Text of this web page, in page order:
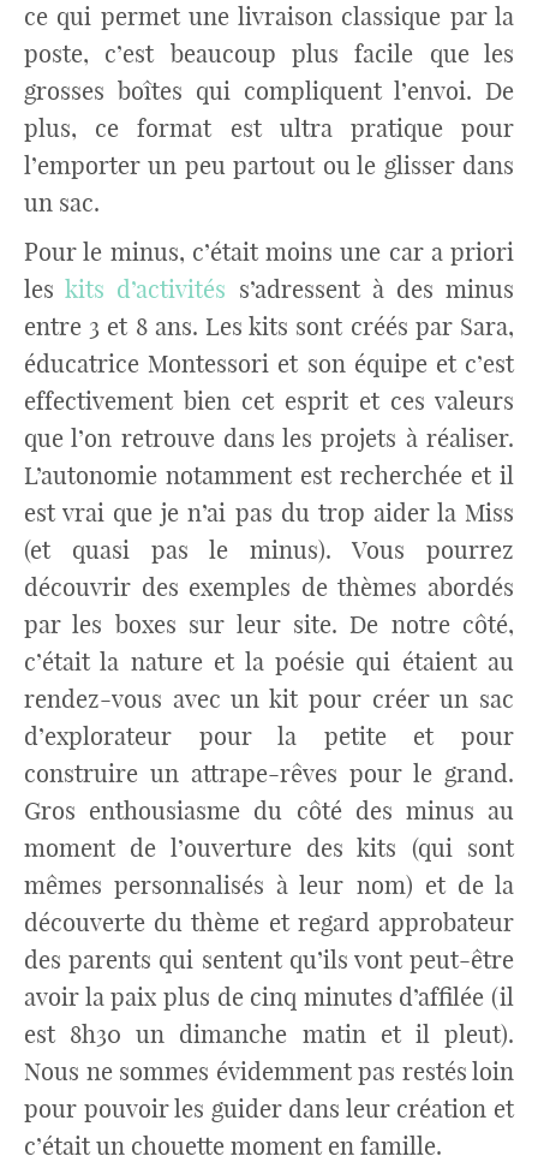
ce qui permet une livraison classique par la
poste, c’est beaucoup plus facile que les
grosses boîtes qui compliquent l’envoi. De
plus, ce format est ultra pratique pour
l’emporter un peu partout ou le glisser dans
un sac.
Pour le minus, c’était moins une car a priori
leskits d’activités s’adressent à des minus
entre 3 et 8 ans. Les kits sont créés par Sara,
éducatrice Montessori et son équipe et c’est
effectivement bien cet esprit et ces valeurs
que l’on retrouve dans les projets à réaliser.
L’autonomie notamment est recherchée et il
est vrai que je n’ai pas du trop aider la Miss
(et quasi pas le minus). Vous pourrez
découvrir des exemples de thèmes abordés
par les boxes sur leur site. De notre côté,
c’était la nature et la poésie qui étaient au
rendez-vous avec un kit pour créer un sac
d’explorateur pour la petite et pour
construire un attrape-rêves pour le grand.
Gros enthousiasme du côté des minus au
moment de l’ouverture des kits (qui sont
mêmes personnalisés à leur nom) et de la
découverte du thème et regard approbateur
des parents qui sentent qu’ils vont peut-être
avoir la paix plus de cinq minutes d’affilée (il
est 8h30 un dimanche matin et il pleut).
Nous ne sommes évidemment pas restés loin
pour pouvoir les guider dans leur création et
c’était un chouette moment en famille.